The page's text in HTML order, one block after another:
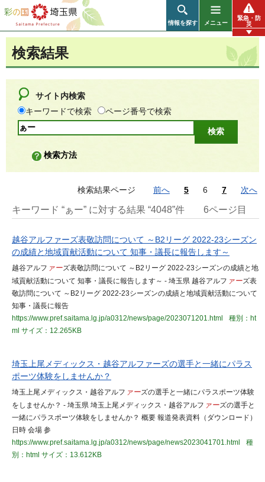
彩の国 埼玉県
情報を探す メニュー
緊急・防
災
検索結果
サイト内検索
キーワードで検索
ページ番号で検索
検索方法
検索結果ページ 前へ 5 6 7 次へ
キーワード “ぁー” に対する結果 “4048”件 6ページ目
越谷アルファーズ表敬訪問について ～B2リーグ 2022-23シーズン
の成績と地域貢献活動について 知事・議長に報告します～
越谷アルフ ァーズ表敬訪問について ～B2リーグ 2022-23シーズンの成績と地
域貢献活動について 知事・議長に報告します～ - 埼玉県 越谷アルフ ァーズ表
敬訪問について ～B2リーグ 2022-23シーズンの成績と地域貢献活動について
知事・議長に報告
https://www.pref.saitama.lg.jp/a0312/news/page/2023071201.html
種別：ht
ml サイズ：12.265KB
埼玉上尾メディックス・越谷アルファーズの選手と一緒にパラス
ポーツ体験をしませんか？
埼玉上尾メディックス・越谷アルフ ァーズの選手と一緒にパラスポーツ体験
をしませんか？ - 埼玉県 埼玉上尾メディックス・越谷アルフ ァーズの選手と
一緒にパラスポーツ体験をしませんか？ 概要 報道発表資料（ダウンロード）
日時 会場 参
https://www.pref.saitama.lg.jp/a0312/news/page/news2023041701.html
種
別：html サイズ：13.612KB